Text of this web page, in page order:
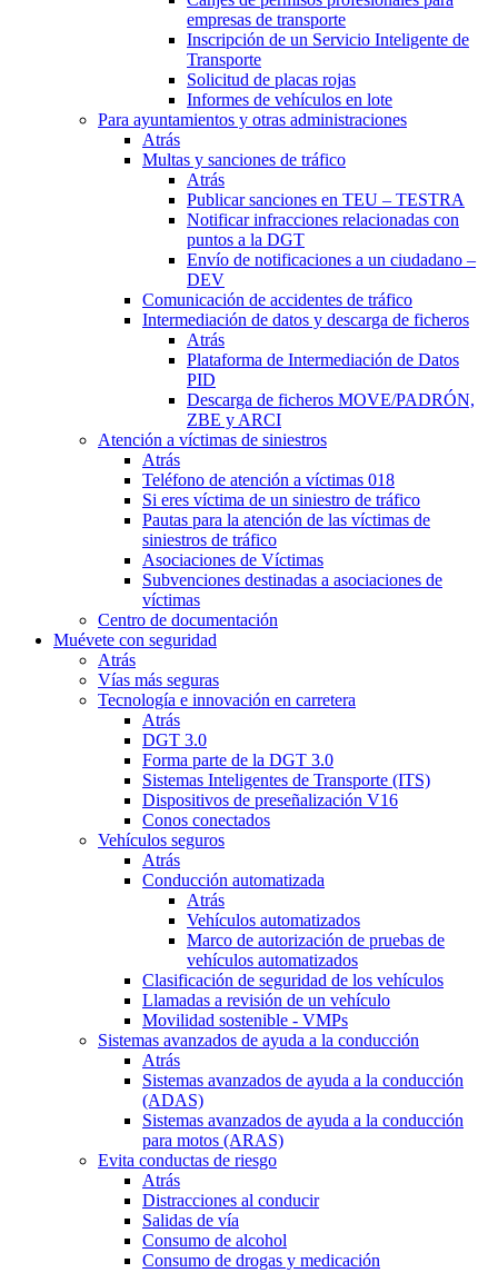
empresas de transporte
Inscripción de un Servicio Inteligente de
Transporte
Solicitud de placas rojas
Informes de vehículos en lote
Para ayuntamientos y otras administraciones
Atrás
Multas y sanciones de tráfico
Atrás
Publicar sanciones en TEU – TESTRA
Notificar infracciones relacionadas con
puntos a la DGT
Envío de notificaciones a un ciudadano –
DEV
Comunicación de accidentes de tráfico
Intermediación de datos y descarga de ficheros
Atrás
Plataforma de Intermediación de Datos
PID
Descarga de ficheros MOVE/PADRÓN,
ZBE y ARCI
Atención a víctimas de siniestros
Atrás
Teléfono de atención a víctimas 018
Si eres víctima de un siniestro de tráfico
Pautas para la atención de las víctimas de
siniestros de tráfico
Asociaciones de Víctimas
Subvenciones destinadas a asociaciones de
víctimas
Centro de documentación
Muévete con seguridad
Atrás
Vías más seguras
Tecnología e innovación en carretera
Atrás
DGT 3.0
Forma parte de la DGT 3.0
Sistemas Inteligentes de Transporte (ITS)
Dispositivos de preseñalización V16
Conos conectados
Vehículos seguros
Atrás
Conducción automatizada
Atrás
Vehículos automatizados
Marco de autorización de pruebas de
vehículos automatizados
Clasificación de seguridad de los vehículos
Llamadas a revisión de un vehículo
Movilidad sostenible - VMPs
Sistemas avanzados de ayuda a la conducción
Atrás
Sistemas avanzados de ayuda a la conducción
(ADAS)
Sistemas avanzados de ayuda a la conducción
para motos (ARAS)
Evita conductas de riesgo
Atrás
Distracciones al conducir
Salidas de vía
Consumo de alcohol
Consumo de drogas y medicación